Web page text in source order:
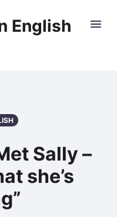
English
Sally –
she’s